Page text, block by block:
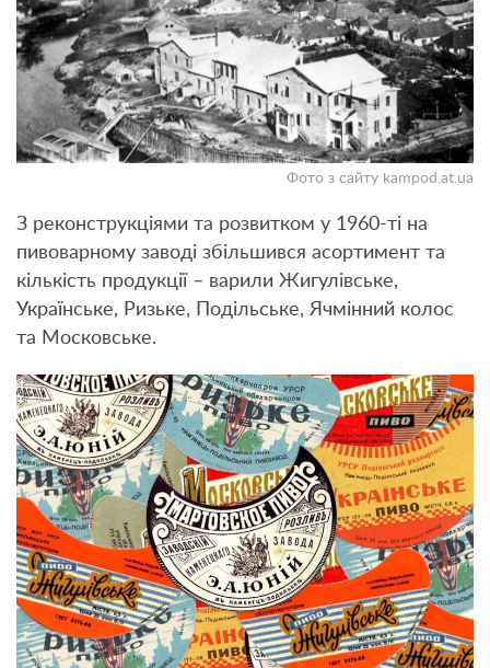
Фото з сайту kampod.at.ua
З реконструкціями та розвитком у 1960-ті на
пивоварному заводі збільшився асортимент та
кількість продукції – варили Жигулівське,
Українське, Ризьке, Подільське, Ячмінний колос
та Московське.